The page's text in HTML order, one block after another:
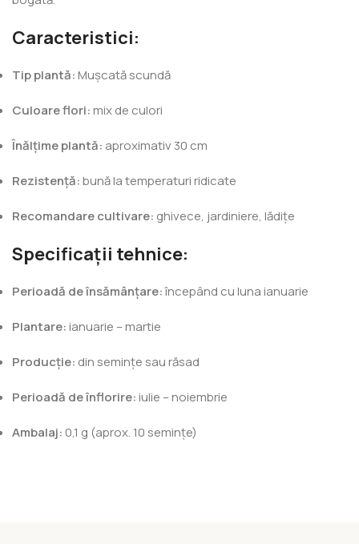
Caracteristici:
Tip plantă:Mușcată scundă
Culoare flori:mix de culori
Înălțime plantă: aproximativ 30 cm
Rezistență:bună la temperaturi ridicate
Recomandare cultivare: ghivece, jardiniere, lădițe
Specificații tehnice:
Perioadă de însămânțare:începând cu luna ianuarie
Plantare:ianuarie – martie
Producție: din semințe sau răsad
Perioadă de înflorire:iulie – noiembrie
Ambalaj:0,1 g (aprox. 10 semințe)